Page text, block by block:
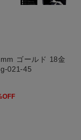
ゴールド 18金
021-45